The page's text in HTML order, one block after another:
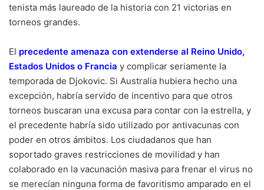
tenista más laureado de la historia con 21 victorias en
torneos grandes.
El precedente amenaza con extenderse al Reino Unido,
Estados Unidos o Francia y complicar seriamente la
temporada de Djokovic. Si Australia hubiera hecho una
excepción, habría servido de incentivo para que otros
torneos buscaran una excusa para contar con la estrella, y
el precedente habría sido utilizado por antivacunas con
poder en otros ámbitos. Los ciudadanos que han
soportado graves restricciones de movilidad y han
colaborado en la vacunación masiva para frenar el virus no
se merecían ninguna forma de favoritismo amparado en el